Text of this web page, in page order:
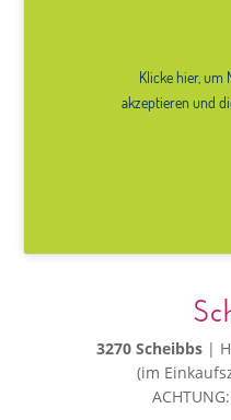
Klicke hier, um
akzeptieren und
3270 Scheibbs |
(im